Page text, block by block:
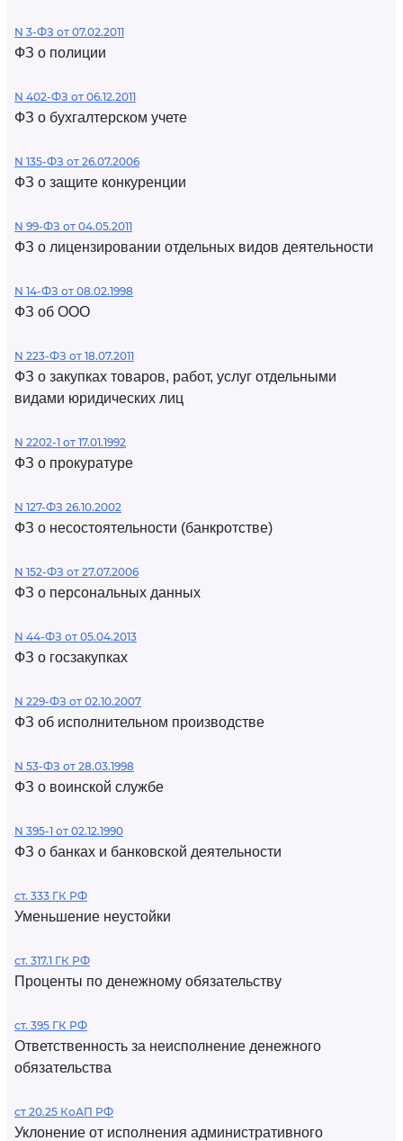
N 3-ФЗ от 07.02.2011
ФЗ о полиции
N 402-ФЗ от 06.12.2011
ФЗ о бухгалтерском учете
N 135-ФЗ от 26.07.2006
ФЗ о защите конкуренции
N 99-ФЗ от 04.05.2011
ФЗ о лицензировании отдельных видов деятельности
N 14-ФЗ от 08.02.1998
ФЗ об ООО
N 223-ФЗ от 18.07.2011
ФЗ о закупках товаров, работ, услуг отдельными
видами юридических лиц
N 2202-1 от 17.01.1992
ФЗ о прокуратуре
N 127-ФЗ 26.10.2002
ФЗ о несостоятельности (банкротстве)
N 152-ФЗ от 27.07.2006
ФЗ о персональных данных
N 44-ФЗ от 05.04.2013
ФЗ о госзакупках
N 229-ФЗ от 02.10.2007
ФЗ об исполнительном производстве
N 53-ФЗ от 28.03.1998
ФЗ о воинской службе
N 395-1 от 02.12.1990
ФЗ о банках и банковской деятельности
ст. 333 ГК РФ
Уменьшение неустойки
ст. 317.1 ГК РФ
Проценты по денежному обязательству
ст. 395 ГК РФ
Ответственность за неисполнение денежного
обязательства
ст 20.25 КоАП РФ
Уклонение от исполнения административного